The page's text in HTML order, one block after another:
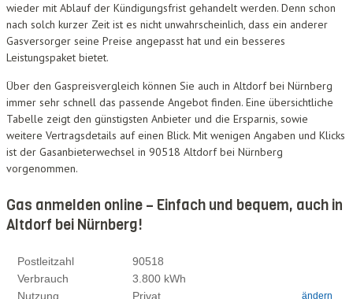
wieder mit Ablauf der Kündigungsfrist gehandelt werden. Denn schon
nach solch kurzer Zeit ist es nicht unwahrscheinlich, dass ein anderer
Gasversorger seine Preise angepasst hat und ein besseres
Leistungspaket bietet.
Über den Gaspreisvergleich können Sie auch in Altdorf bei Nürnberg
immer sehr schnell das passende Angebot finden. Eine übersichtliche
Tabelle zeigt den günstigsten Anbieter und die Ersparnis, sowie
weitere Vertragsdetails auf einen Blick. Mit wenigen Angaben und Klicks
ist der Gasanbieterwechsel in 90518 Altdorf bei Nürnberg
vorgenommen.
Gas anmelden online – Einfach und bequem, auch in
Altdorf bei Nürnberg!